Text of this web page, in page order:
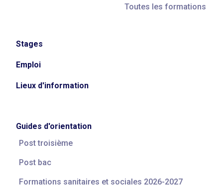
Toutes les formations
Stages
Emploi
Lieux d'information
Guides d'orientation
Post troisième
Post bac
Formations sanitaires et sociales 2026-2027